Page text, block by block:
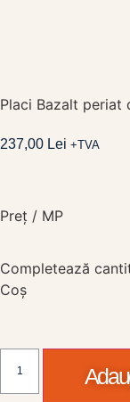
Placi Bazalt periat
237,00 Lei +TVA
Preț / MP
Completează
Coș